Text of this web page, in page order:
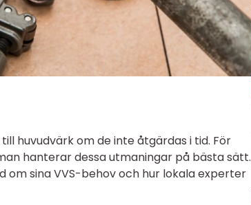
huvudvärk om de inte åtgärdas i tid. För
hanterar dessa utmaningar på bästa sätt.
om sina VVS-behov och hur lokala experter